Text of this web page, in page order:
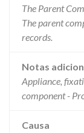
The Parent
The parent
records.
Notas
Appliance,
component -
Causa